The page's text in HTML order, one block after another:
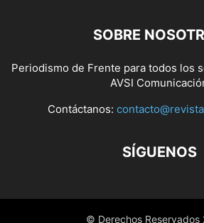
SOBRE
Periodismo de Frente para todos los
AVSI
Contáctanos:
SÍGUENOS
© Derechos Reservados